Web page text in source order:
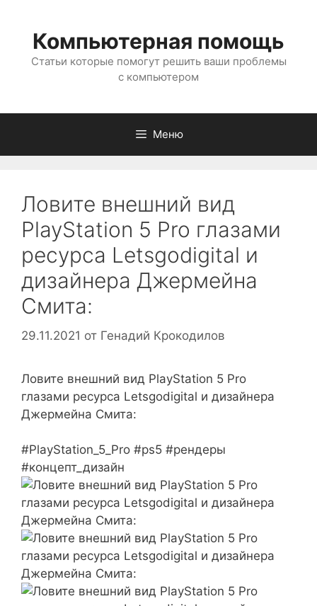
содержимому
Компьютерная помощь
Статьи которые помогут решить ваши проблемы
с компьютером
Меню
Ловите внешний вид
PlayStation 5 Pro глазами
ресурса Letsgodigital и
дизайнера Джермейна
Смита:
29.11.2021 от Генадий Крокодилов
Ловите внешний вид PlayStation 5 Pro
глазами ресурса Letsgodigital и дизайнера
Джермейна Смита:
#PlayStation_5_Pro #ps5 #рендеры
#концепт_дизайн